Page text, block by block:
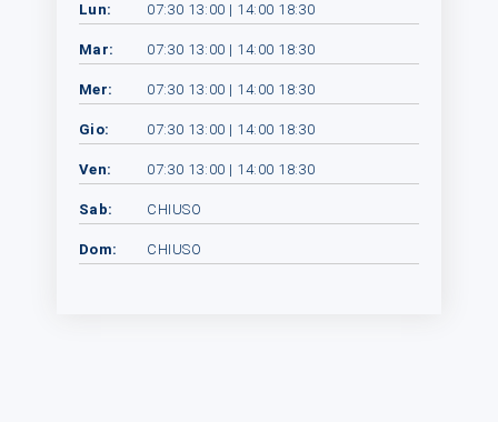
Lun: 07:30 13:00 | 14:00 18:30
Mar: 07:30 13:00 | 14:00 18:30
Mer: 07:30 13:00 | 14:00 18:30
Gio: 07:30 13:00 | 14:00 18:30
Ven: 07:30 13:00 | 14:00 18:30
Sab: CHIUSO
Dom: CHIUSO